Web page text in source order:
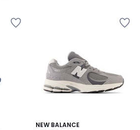
NEW BALANCE
4,8
3